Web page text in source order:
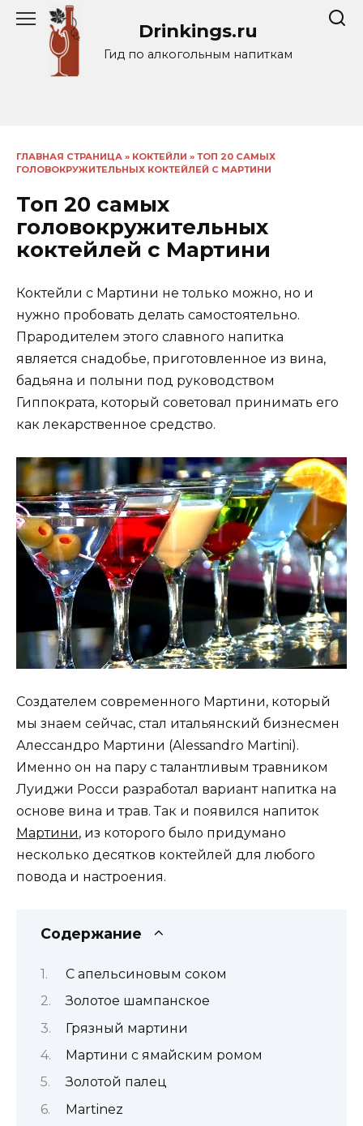
Перейти
содержанию
Drinkings.ru
Гид по алкогольным напиткам
ГЛАВНАЯ СТРАНИЦА » КОКТЕЙЛИ » ТОП 20 САМЫХ
ГОЛОВОКРУЖИТЕЛЬНЫХ КОКТЕЙЛЕЙ С МАРТИНИ
Топ 20 самых
головокружительных
коктейлей с Мартини
Коктейли с Мартини не только можно, но и
нужно пробовать делать самостоятельно.
Прародителем этого славного напитка
является снадобье, приготовленное из вина,
бадьяна и полыни под руководством
Гиппократа, который советовал принимать его
как лекарственное средство.
Создателем современного Мартини, который
мы знаем сейчас, стал итальянский бизнесмен
Алессандро Мартини (Alessandro Martini).
Именно он на пару с талантливым травником
Луиджи Росси разработал вариант напитка на
основе вина и трав. Так и появился напиток
Мартини, из которого было придумано
несколько десятков коктейлей для любого
повода и настроения.
Содержание
С апельсиновым соком
Золотое шампанское
Грязный мартини
Мартини с ямайским ромом
Золотой палец
Martinez